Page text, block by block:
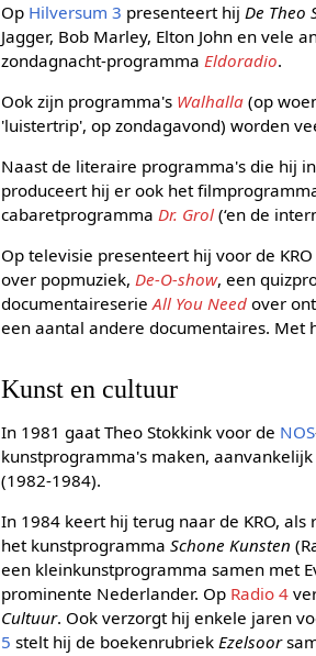
Op Hilversum 3 presenteert hij De Theo
Jagger, Bob Marley, Elton John en
zondagnacht-programma Eldoradio.
Ook zijn programma's Walhalla (op
'luistertrip', op zondagavond) worden
Naast de literaire programma's die hij
produceert hij er ook het
cabaretprogrammaDr. Grol (‘en de
Op televisie presenteert hij voor de
over popmuziek,De-O-show, een
documentaireserieAll You Need over
een aantal andere documentaires. Met
Kunst en cultuur
In 1981 gaat Theo Stokkink voor de NOS
kunstprogramma's maken,
(1982-1984).
In 1984 keert hij terug naar de KRO,
het kunstprogrammaSchone Kunsten
een kleinkunstprogramma samen met
prominente Nederlander. Op Radio 4
Cultuur. Ook verzorgt hij enkele jaren
5 stelt hij de boekenrubriekEzelsoor